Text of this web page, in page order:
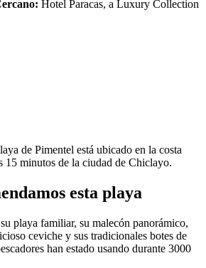
Hotel Paracas, a Luxury Collection
de Pimentel está ubicado en la costa
15 minutos de la ciudad de Chiclayo.
esta playa
playa familiar, su malecón panorámico,
ceviche y sus tradicionales botes de
han estado usando durante 3000